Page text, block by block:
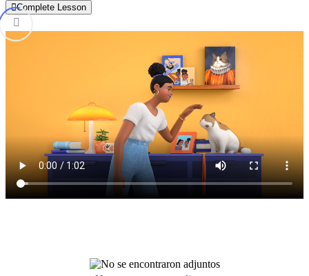
Bloque 1: ¿Qué es la inteligencia artificial?. 0/4
¿Qué es la inteligencia artificial?.
¿Cómo puede ayudar la inteligencia artificial a las
empresas?.
Importancia de la IA en el mundo actual. 02:15
Papel de la IA en la transformación digital de las
empresas.
Bloque III: ¿Cómo se utilizan las tecnologías de IA en
Complete Lesson